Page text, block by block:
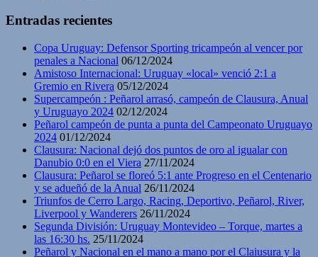
Entradas recientes
Copa Uruguay: Defensor Sporting tricampeón al vencer por
penales a Nacional 06/12/2024
Amistoso Internacional: Uruguay «local» venció 2:1 a
Gremio en Rivera 05/12/2024
Supercampeón : Peñarol arrasó, campeón de Clausura, Anual
y Uruguayo 2024 02/12/2024
Peñarol campeón de punta a punta del Campeonato Uruguayo
2024 01/12/2024
Clausura: Nacional dejó dos puntos de oro al igualar con
Danubio 0:0 en el Viera 27/11/2024
Clausura: Peñarol se floreó 5:1 ante Progreso en el Centenario
y se adueñó de la Anual 26/11/2024
Triunfos de Cerro Largo, Racing, Deportivo, Peñarol, River,
Liverpool y Wanderers 26/11/2024
Segunda División: Uruguay Montevideo – Torque, martes a
las 16:30 hs. 25/11/2024
Peñarol y Nacional en el mano a mano por el Claiusura y la